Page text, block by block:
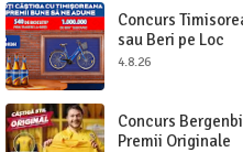
Concurs
sau Beri pe Loc
4.8.26
Concurs
Premii Originale